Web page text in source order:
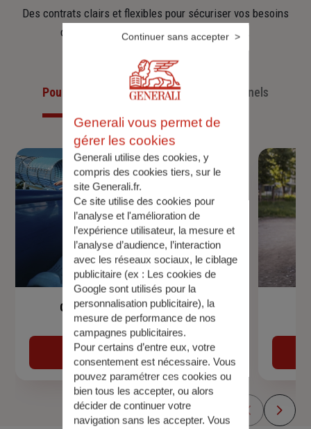
Des contrats clairs et flexibles pour sécuriser vos besoins
d’aujourd’hui et anticiper ceux de demain.
Pour les particuliersPour les professionnels
Garantie Accidents de la Vie
Découvrir
Generali vous permet de
gérer les cookies
Generali utilise des cookies, y
compris des cookies tiers, sur le
site Generali.fr.
Ce site utilise des cookies pour
l’analyse et l'amélioration de
l’expérience utilisateur, la mesure et
l’analyse d’audience, l’interaction
avec les réseaux sociaux, le ciblage
publicitaire (ex : Les cookies de
Google sont utilisés pour la
personnalisation publicitaire), la
mesure de performance de nos
campagnes publicitaires.
Pour certains d’entre eux, votre
consentement est nécessaire. Vous
pouvez paramétrer ces cookies ou
bien tous les accepter, ou alors
décider de continuer votre
navigation sans les accepter. Vous
Continuer sans accepter